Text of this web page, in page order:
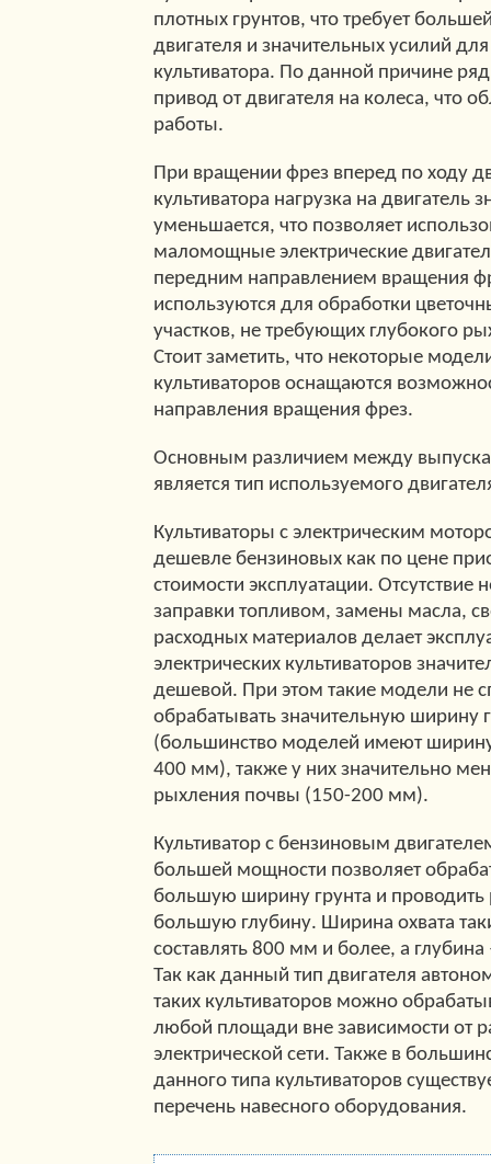
плотных грунтов, что требует
двигателя и значительных усилий
культиватора. По данной причине
привод от двигателя на колеса, что
работы.
При вращении фрез вперед по ходу
культиватора нагрузка на двигатель
уменьшается, что позволяет
маломощные электрические
передним направлением вращения
используются для обработки
участков, не требующих глубокого
Стоит заметить, что некоторые
культиваторов оснащаются
направления вращения фрез.
Основным различием между
является тип используемого
Культиваторы с электрическим
дешевле бензиновых как по цене
стоимости эксплуатации. Отсутствие
заправки топливом, замены масла,
расходных материалов делает
электрических культиваторов
дешевой. При этом такие модели не
обрабатывать значительную ширину
(большинство моделей имеют
400 мм), также у них значительно
рыхления почвы (150-200 мм).
Культиватор с бензиновым
большей мощности позволяет
большую ширину грунта и проводить
большую глубину. Ширина охвата
составлять 800 мм и более, а
Так как данный тип двигателя
таких культиваторов можно
любой площади вне зависимости от
электрической сети. Также в
данного типа культиваторов
перечень навесного оборудования.